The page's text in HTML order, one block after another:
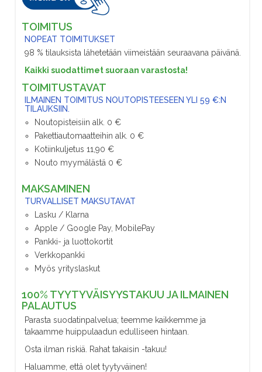
TOIMITUS
NOPEAT TOIMITUKSET
98 % tilauksista lähetetään viimeistään seuraavana päivänä.
Kaikki suodattimet suoraan varastosta!
TOIMITUSTAVAT
ILMAINEN TOIMITUS NOUTOPISTEESEEN YLI 59 €:N
TILAUKSIIN.
Noutopisteisiin alk. 0 €
Pakettiautomaatteihin alk. 0 €
Kotiinkuljetus 11,90 €
Nouto myymälästä 0 €
MAKSAMINEN
TURVALLISET MAKSUTAVAT
Lasku / Klarna
Apple / Google Pay, MobilePay
Pankki- ja luottokortit
Verkkopankki
Myös yrityslaskut
100% TYYTYVÄISYYSTAKUU JA ILMAINEN
PALAUTUS
Parasta suodatinpalvelua; teemme kaikkemme ja
takaamme huippulaadun edulliseen hintaan.
Osta ilman riskiä. Rahat takaisin -takuu!
Haluamme, että olet tyytyväinen!